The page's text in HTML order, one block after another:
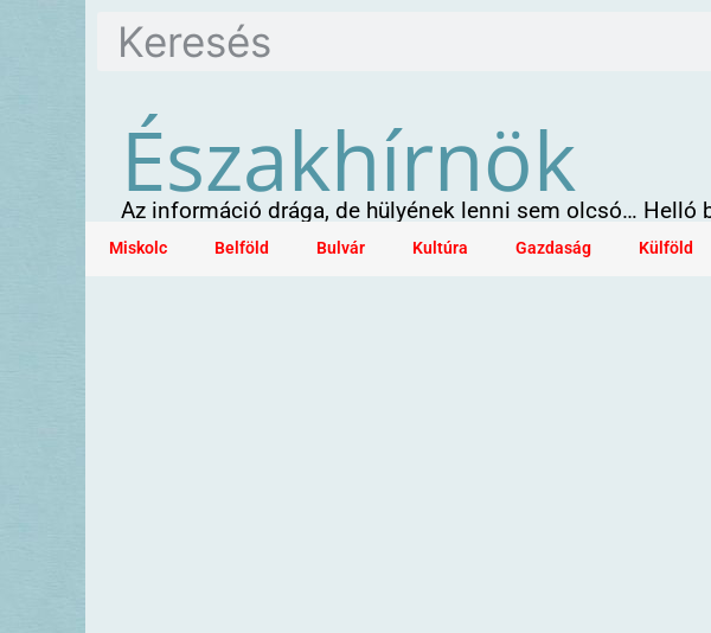
Északhírnök
Az információ drága, de hülyének lenni sem olcsó… Helló
Miskolc Belföld Bulvár Kultúra Gazdaság Külföld